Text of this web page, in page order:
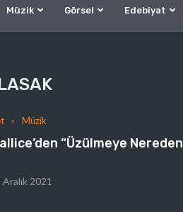
Müzik Görsel Edebiyat
Müzik
“Üzülmeye Nereden
Aralık 2021